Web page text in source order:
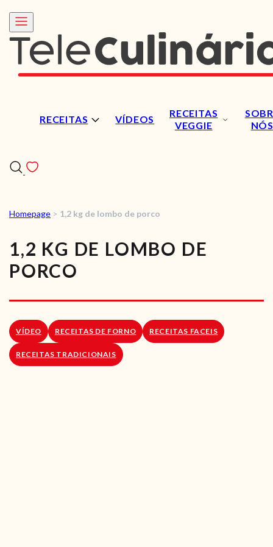
RECEITAS VÍDEOS
RECEITAS
VEGGIE
NÓS
RECEITAS
VÍDEOS
LOJA ONLINE
Homepage > 1,2 kg de lombo de porco
1,2 KG DE LOMBO DE
PORCO
VÍDEO RECEITAS DE FORNO RECEITAS FACEIS
RECEITAS TRADICIONAIS